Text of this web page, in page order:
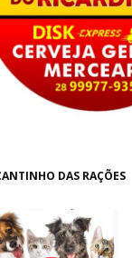
DAS RAÇÕES